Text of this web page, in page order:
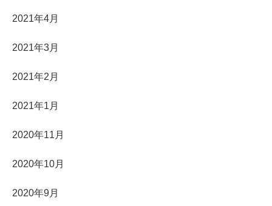
2021年4月
2021年3月
2021年2月
2021年1月
2020年11月
2020年10月
2020年9月